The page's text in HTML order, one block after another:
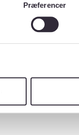
Præferencer